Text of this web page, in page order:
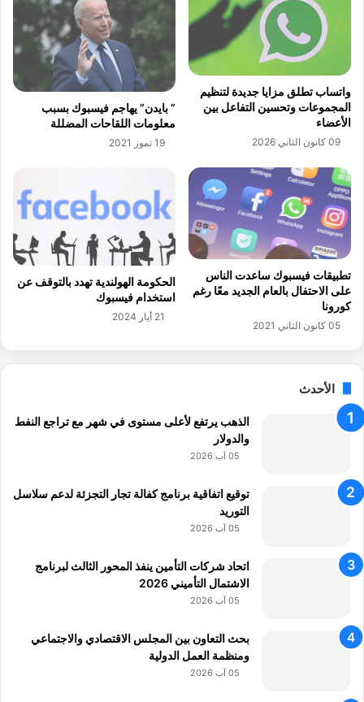
عن
ل
إ
د
ي
ة
و
ل
ل
ف
"
ا
ل
ص
ا
ل
ر
ي
و
واتساب تطلق مزايا جديدة لتنظيم
المجموعات وتحسين التفاعل بين
الأعضاء
09 كانون الثاني 2026
” بايدن” يهاجم فيسبوك بسبب
معلومات اللقاحات المضللة
19 تموز 2021
تطبيقات فيسبوك ساعدت الناس
على الاحتفال بالعام الجديد معًا رغم
كورونا
05 كانون الثاني 2021
الحكومة الهولندية تهدد بالتوقف عن
استخدام فيسبوك
21 أيار 2024
الأحدث
الذهب يرتفع لأعلى مستوى في شهر مع تراجع النفط
والدولار
05 آب 2026
توقيع اتفاقية برنامج كفالة تجار التجزئة لدعم سلاسل
التوريد
05 آب 2026
اتحاد شركات التأمين ينفذ المحور الثالث لبرنامج
الاشتمال التأميني 2026
05 آب 2026
بحث التعاون بين المجلس الاقتصادي والاجتماعي
ومنظمة العمل الدولية
05 آب 2026